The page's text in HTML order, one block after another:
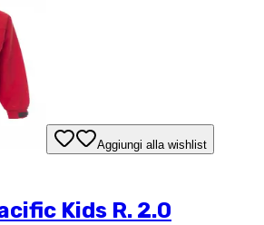
Aggiungi alla wishlist
Kids R. 2.0